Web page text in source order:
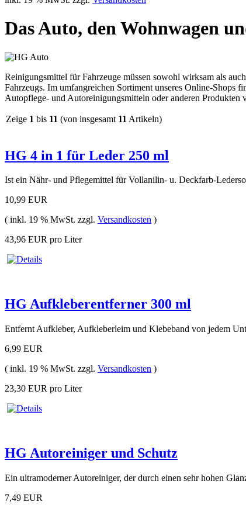
Das Auto, den Wohnwagen
Reinigungsmittel für Fahrzeuge müssen sowohl wirksam als
Fahrzeugs. Im umfangreichen Sortiment unseres Online-Shops
Autopflege- und Autoreinigungsmitteln oder anderen
Zeige 1 bis 11 (von insgesamt 11 Artikeln)
HG 4 in 1 für Leder 250 ml
Ist ein Nähr- und Pflegemittel für Vollanilin- u. Deckfarb-
10,99 EUR
( inkl. 19 % MwSt. zzgl. Versandkosten )
43,96 EUR pro Liter
HG Aufkleberentferner 300 ml
Entfernt Aufkleber, Aufkleberleim und Klebeband von jedem
6,99 EUR
( inkl. 19 % MwSt. zzgl. Versandkosten )
23,30 EUR pro Liter
HG Autoreiniger und Schutz
Ein ultramoderner Autoreiniger, der durch einen sehr hohen
7,49 EUR